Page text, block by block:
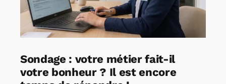
Sondage : votre métier fait-il
votre bonheur ? Il est encore